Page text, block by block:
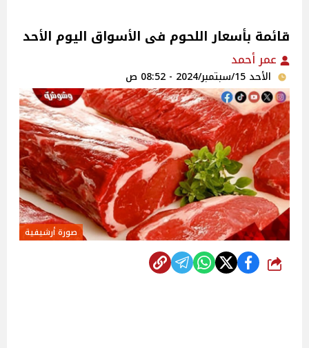
قائمة بأسعار اللحوم فى الأسواق اليوم الأحد
عمر أحمد
الأحد 15/سبتمبر/2024 - 08:52 ص
صورة أرشيفية
شارك